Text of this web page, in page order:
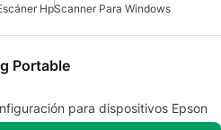
HpScanner Para Windows
Portable
para dispositivos Epson